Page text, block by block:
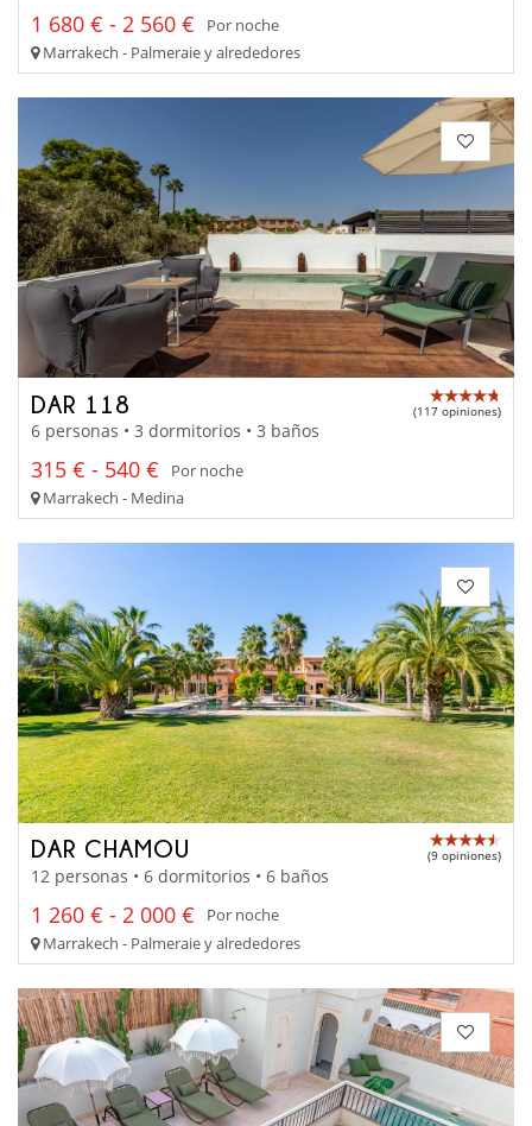
1 680 € - 2 560 €
Por noche
Marrakech - Palmeraie y alrededores
DAR 118 (117 opiniones)
6 personas • 3 dormitorios • 3 baños
315 € - 540 €
Por noche
Marrakech - Medina
DAR CHAMOU (9 opiniones)
12 personas • 6 dormitorios • 6 baños
1 260 € - 2 000 €
Por noche
Marrakech - Palmeraie y alrededores